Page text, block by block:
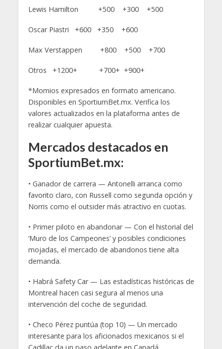
Lewis Hamilton +500 +300 +500
Oscar Piastri +600 +350 +600
Max Verstappen +800 +500 +700
Otros +1200+ +700+ +900+
*Momios expresados en formato americano.
Disponibles en SportiumBet.mx. Verifica los
valores actualizados en la plataforma antes de
realizar cualquier apuesta.
Mercados destacados en
SportiumBet.mx:
• Ganador de carrera — Antonelli arranca como
favorito claro, con Russell como segunda opción y
Norris como el outsider más atractivo en cuotas.
• Primer piloto en abandonar — Con el historial del
‘Muro de los Campeones’ y posibles condiciones
mojadas, el mercado de abandonos tiene alta
demanda.
• Habrá Safety Car — Las estadísticas históricas de
Montreal hacen casi segura al menos una
intervención del coche de seguridad.
• Checo Pérez puntúa (top 10) — Un mercado
interesante para los aficionados mexicanos si el
Cadillac da un paso adelante en Canadá.